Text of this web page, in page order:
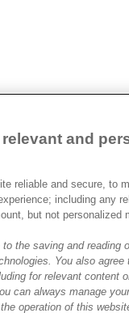
and
reliable and secure, to
including any
but not personalized
the saving and reading
You also
for relevant content
can always manage
operation of this